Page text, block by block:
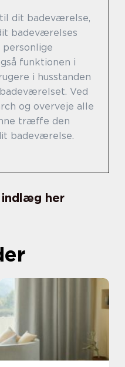
dit badeværelse,
badeværelses
funktionen i
i husstanden
Ved
og overveje alle
træffe den
badeværelse.
her